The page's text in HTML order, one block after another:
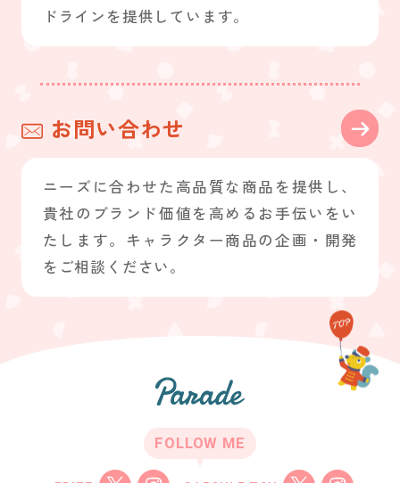
ドラインを提供しています。
お問い合わせ
ニーズに合わせた高品質な商品を提供し、
貴社のブランド価値を高めるお手伝いをい
たします。キャラクター商品の企画・開発
をご相談ください。
FOLLOW ME